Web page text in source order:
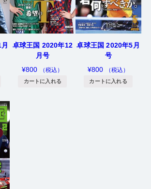
卓球王国 2020年12
月号
¥800 （税込）
カートに入れる
卓球王国 2020年5月
号
¥800 （税込）
カートに入れる